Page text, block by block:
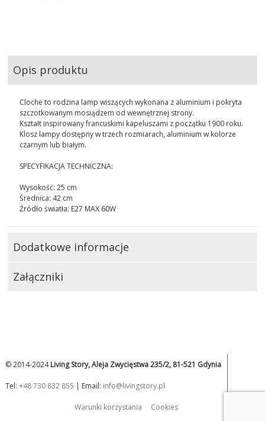
Opis produktu
Cloche to rodzina lamp wiszących wykonana z aluminium i pokryta
szczotkowanym mosiądzem od wewnętrznej strony.
Kształt inspirowany francuskimi kapeluszami z początku 1900 roku.
Klosz lampy dostępny w trzech rozmiarach, aluminium w kolorze
czarnym lub białym.
SPECYFIKACJA TECHNICZNA:
Wysokość: 25 cm
Średnica: 42 cm
Źródło światła: E27 MAX 60W
Dodatkowe informacje
Załączniki
© 2014-2024Living Story, Aleja Zwycięstwa 235/2, 81-521 Gdynia
Tel: +48 730 832 855 | Email: info@livingstory.pl
Warunki korzystania Cookies